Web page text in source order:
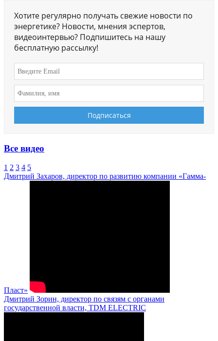
Хотите регулярно получать свежие новости по
энергетике? Новости, мнения эспертов,
видеоинтервью? Подпишитесь на нашу
бесплатную рассылку!
Все видео
1 2 3 4 5
Дмитрий Захаров, директор по развитию компании «Гамма-
Пласт»
Дмитрий Зорин, директор по связям с органами
государственной власти, TDM ELECTRIC